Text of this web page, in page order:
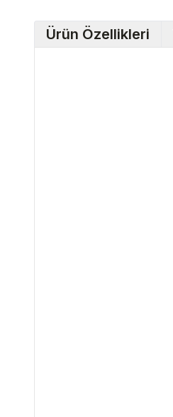
Ürün Özellikleri